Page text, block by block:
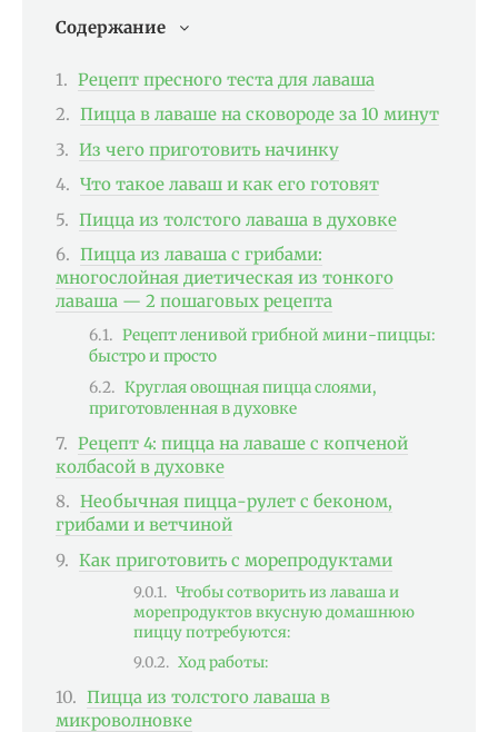
Содержание
Рецепт пресного теста для лаваша
Пицца в лаваше на сковороде за 10 минут
Из чего приготовить начинку
Что такое лаваш и как его готовят
Пицца из толстого лаваша в духовке
Пицца из лаваша с грибами:
многослойная диетическая из тонкого
лаваша — 2 пошаговых рецепта
Рецепт ленивой грибной мини-пиццы:
быстро и просто
Круглая овощная пицца слоями,
приготовленная в духовке
Рецепт 4: пицца на лаваше с копченой
колбасой в духовке
Необычная пицца-рулет с беконом,
грибами и ветчиной
Как приготовить с морепродуктами
Чтобы сотворить из лаваша и
морепродуктов вкусную домашнюю
пиццу потребуются:
Ход работы:
Пицца из толстого лаваша в
микроволновке